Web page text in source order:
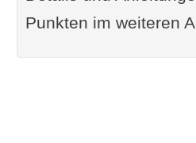
Alte Kleidung in
verwandeln
Materialien
Punkten im weiteren